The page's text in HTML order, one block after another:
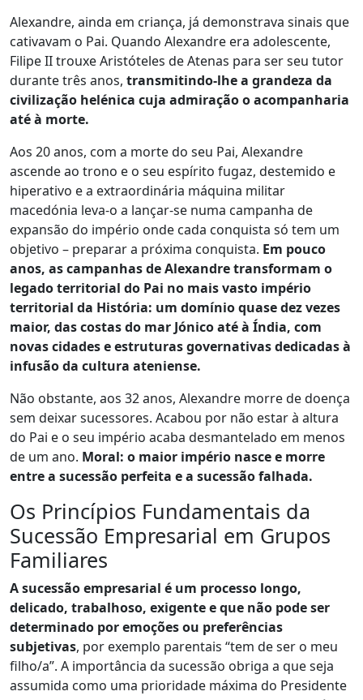
Alexandre, ainda em criança, já demonstrava sinais que
cativavam o Pai. Quando Alexandre era adolescente,
Filipe II trouxe Aristóteles de Atenas para ser seu tutor
durante três anos, transmitindo-lhe a grandeza da
civilização helénica cuja admiração o acompanharia
até à morte.
Aos 20 anos, com a morte do seu Pai, Alexandre
ascende ao trono e o seu espírito fugaz, destemido e
hiperativo e a extraordinária máquina militar
macedónia leva-o a lançar-se numa campanha de
expansão do império onde cada conquista só tem um
objetivo – preparar a próxima conquista. Em pouco
anos, as campanhas de Alexandre transformam o
legado territorial do Pai no mais vasto império
territorial da História: um domínio quase dez vezes
maior, das costas do mar Jónico até à Índia, com
novas cidades e estruturas governativas dedicadas à
infusão da cultura ateniense.
Não obstante, aos 32 anos, Alexandre morre de doença
sem deixar sucessores. Acabou por não estar à altura
do Pai e o seu império acaba desmantelado em menos
de um ano. Moral: o maior império nasce e morre
entre a sucessão perfeita e a sucessão falhada.
Os Princípios Fundamentais da
Sucessão Empresarial em Grupos
Familiares
A sucessão empresarial é um processo longo,
delicado, trabalhoso, exigente e que não pode ser
determinado por emoções ou preferências
subjetivas, por exemplo parentais “tem de ser o meu
filho/a”. A importância da sucessão obriga a que seja
assumida como uma prioridade máxima do Presidente